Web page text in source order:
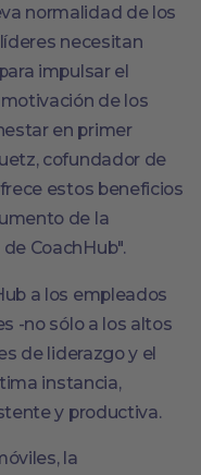
normalidad de los
necesitan
impulsar el
de los
en primer
cofundador de
estos beneficios
de la
CoachHub".
a los empleados
-no sólo a los altos
de liderazgo y el
instancia,
y productiva.
la